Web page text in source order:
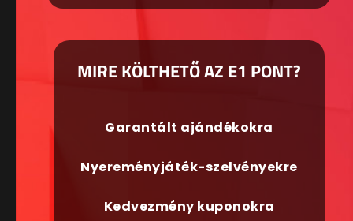
MIRE KÖLTHETŐ AZ E1 PONT?
Garantált ajándékokra
Nyereményjáték-szelvényekre
Kedvezmény kuponokra